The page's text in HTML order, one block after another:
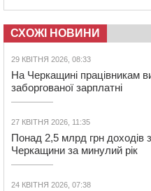
СХОЖІ НОВИНИ
29 КВІТНЯ 2026, 08:33
На Черкащині працівникам
заборгованої зарплатні
27 КВІТНЯ 2026, 11:35
Понад 2,5 млрд грн доходів
Черкащини за минулий рік
24 КВІТНЯ 2026, 07:38